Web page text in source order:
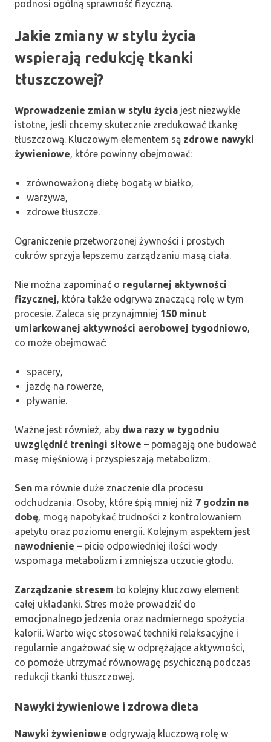
podnosi ogólną sprawność fizyczną.
Jakie zmiany w stylu życia
wspierają redukcję tkanki
tłuszczowej?
Wprowadzenie zmian w stylu życia jest niezwykle
istotne, jeśli chcemy skutecznie zredukować tkankę
tłuszczową. Kluczowym elementem są zdrowe nawyki
żywieniowe , które powinny obejmować:
zrównoważoną dietę bogatą w białko,
warzywa,
zdrowe tłuszcze.
Ograniczenie przetworzonej żywności i prostych
cukrów sprzyja lepszemu zarządzaniu masą ciała.
Nie można zapominać o regularnej aktywności
fizycznej , która także odgrywa znaczącą rolę w tym
procesie. Zaleca się przynajmniej 150 minut
umiarkowanej aktywności aerobowej tygodniowo
co może obejmować:
spacery,
jazdę na rowerze,
pływanie.
Ważne jest również, aby dwa razy w tygodniu
uwzględnić treningi siłowe – pomagają one budować
masę mięśniową i przyspieszają metabolizm.
Sen ma równie duże znaczenie dla procesu
odchudzania. Osoby, które śpią mniej niż 7 godzin na
dobę , mogą napotykać trudności z kontrolowaniem
apetytu oraz poziomu energii. Kolejnym aspektem jest
nawodnienie – picie odpowiedniej ilości wody
wspomaga metabolizm i zmniejsza uczucie głodu.
Zarządzanie stresem to kolejny kluczowy element
całej układanki. Stres może prowadzić do
emocjonalnego jedzenia oraz nadmiernego spożycia
kalorii. Warto więc stosować techniki relaksacyjne i
regularnie angażować się w odprężające aktywności,
co pomoże utrzymać równowagę psychiczną podczas
redukcji tkanki tłuszczowej.
Nawyki żywieniowe i zdrowa dieta
Nawyki żywieniowe odgrywają kluczową rolę w